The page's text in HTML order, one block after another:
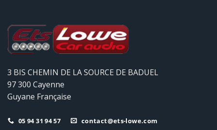
3 BIS CHEMIN DE LA SOURCE DE BADUEL
97 300 Cayenne
Guyane Française
05 94 31 94 57 contact@ets-lowe.com